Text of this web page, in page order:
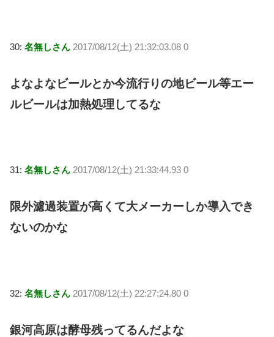
30: 名無しさん 2017/08/12(土) 21:32:03.08 0
よなよなビールとか今流行りの地ビール等エー
ルビールは加熱処理してるな
31: 名無しさん 2017/08/12(土) 21:33:44.93 0
限外濾過装置が高くて大メーカーしか導入でき
ないのかな
32: 名無しさん 2017/08/12(土) 22:27:24.80 0
銀河高原は酵母残ってるんだよな